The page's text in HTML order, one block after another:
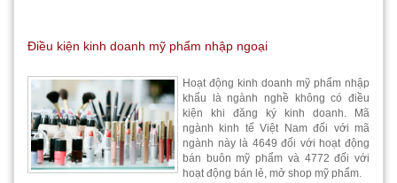
Điều kiện kinh doanh mỹ phẩm nhập ngoại
Hoạt động kinh doanh mỹ phẩm nhập
khẩu là ngành nghề không có điều
kiện khi đăng ký kinh doanh. Mã
ngành kinh tế Việt Nam đối với mã
ngành này là 4649 đối với hoạt động
bán buôn mỹ phẩm và 4772 đối với
hoạt động bán lẻ, mở shop mỹ phẩm.